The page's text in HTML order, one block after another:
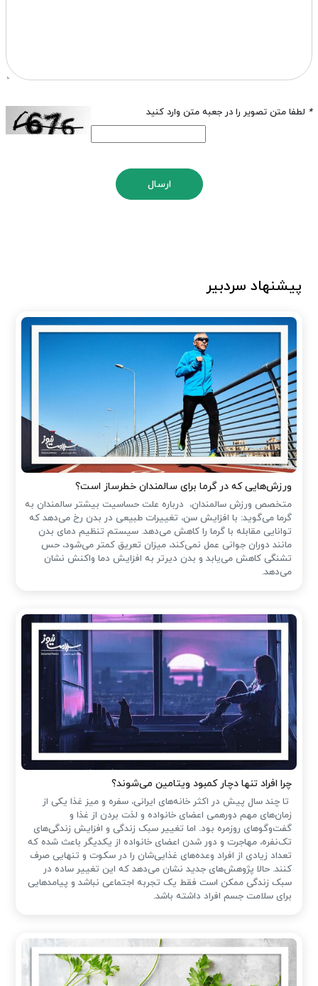
* لطفا متن تصویر را در جعبه متن وارد کنید
ارسال
پیشنهاد سردبیر
ورزش‌هایی که در گرما برای سالمندان خطرساز است؟
متخصص ورزش سالمندان، درباره علت حساسیت بیشتر سالمندان به
گرما می‌گوید: با افزایش سن، تغییرات طبیعی در بدن رخ می‌دهد که
توانایی مقابله با گرما را کاهش می‌دهد. سیستم تنظیم دمای بدن
مانند دوران جوانی عمل نمی‌کند، میزان تعریق کمتر می‌شود، حس
تشنگی کاهش می‌یابد و بدن دیرتر به افزایش دما واکنش نشان
می‌دهد.
چرا افراد تنها دچار کمبود ویتامین می‌شوند؟
تا چند سال پیش در اکثر خانه‌های ایرانی، سفره و میز غذا یکی از
زمان‌های مهم دورهمی اعضای خانواده و لذت بردن از غذا و
گفت‌وگوهای روزمره بود. اما تغییر سبک زندگی و افزایش زندگی‌های
تک‌نفره، مهاجرت و دور شدن اعضای خانواده از یکدیگر باعث شده که
تعداد زیادی از افراد وعده‌های غذایی‌شان را در سکوت و تنهایی صرف
کنند. حالا پژوهش‌های جدید نشان می‌دهد که این تغییر ساده در
سبک زندگی ممکن است فقط یک تجربه اجتماعی نباشد و پیامدهایی
برای سلامت جسم افراد داشته باشد.